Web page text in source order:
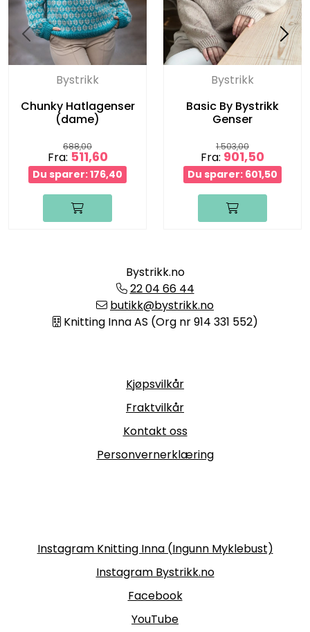
Bystrikk
Chunky Hatlagenser
(dame)
688,00
Fra: 511,60
Du sparer: 176,40
Bystrikk
Basic By Bystrikk
Genser
1.503,00
Fra: 901,50
Du sparer: 601,50
Bystrikk.no
22 04 66 44
butikk@bystrikk.no
Knitting Inna AS (Org nr 914 331 552)
Kjøpsvilkår
Fraktvilkår
Kontakt oss
Personvernerklæring
Instagram Knitting Inna (Ingunn Myklebust)
Instagram Bystrikk.no
Facebook
YouTube